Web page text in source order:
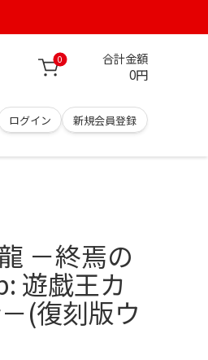
0 合計金額
0円
ログイン 新規会員登録
－終焉の
遊戯王カ
(復刻版ウ